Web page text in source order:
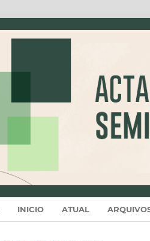
INICIO ATUAL